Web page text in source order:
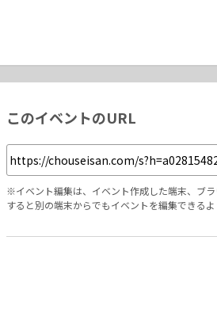
このイベントのURL
※イベント編集は、イベント作成した端末、ブ
すると別の端末からでもイベントを編集できるよ